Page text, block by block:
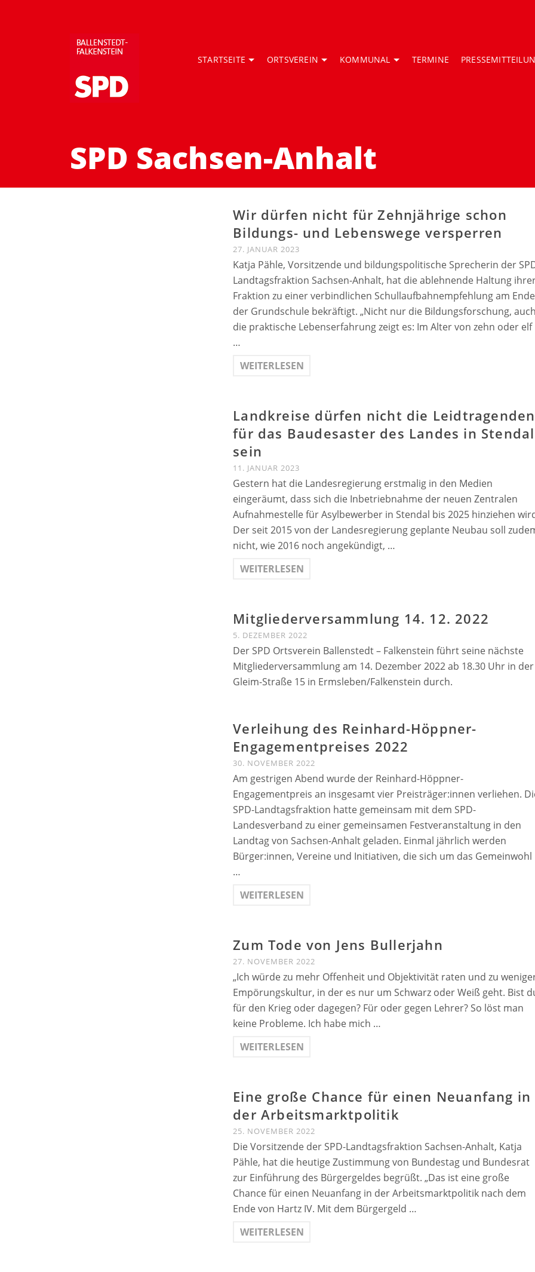
STARTSEITE ORTSVEREIN KOMMUNAL TERMINE
SPD Sachsen-Anhalt
Wir dürfen nicht für Zehnjährige schon
Bildungs- und Lebenswege versperren
27. JANUAR 2023
Katja Pähle, Vorsitzende und bildungspolitische Sprecherin der
Landtagsfraktion Sachsen-Anhalt, hat die ablehnende Haltung
Fraktion zu einer verbindlichen Schullaufbahnempfehlung am Ende
der Grundschule bekräftigt. „Nicht nur die Bildungsforschung,
die praktische Lebenserfahrung zeigt es: Im Alter von zehn oder elf
…
WEITERLESEN
Landkreise dürfen nicht die Leidtragenden
für das Baudesaster des Landes in Stendal
sein
11. JANUAR 2023
Gestern hat die Landesregierung erstmalig in den Medien
eingeräumt, dass sich die Inbetriebnahme der neuen Zentralen
Aufnahmestelle für Asylbewerber in Stendal bis 2025 hinziehen
Der seit 2015 von der Landesregierung geplante Neubau soll
nicht, wie 2016 noch angekündigt, …
WEITERLESEN
Mitgliederversammlung 14. 12. 2022
5. DEZEMBER 2022
Der SPD Ortsverein Ballenstedt – Falkenstein führt seine nächste
Mitgliederversammlung am 14. Dezember 2022 ab 18.30 Uhr in der
Gleim-Straße 15 in Ermsleben/Falkenstein durch.
Verleihung des Reinhard-Höppner-
Engagementpreises 2022
30. NOVEMBER 2022
Am gestrigen Abend wurde der Reinhard-Höppner-
Engagementpreis an insgesamt vier Preisträger:innen verliehen.
SPD-Landtagsfraktion hatte gemeinsam mit dem SPD-
Landesverband zu einer gemeinsamen Festveranstaltung in den
Landtag von Sachsen-Anhalt geladen. Einmal jährlich werden
Bürger:innen, Vereine und Initiativen, die sich um das Gemeinwohl
…
WEITERLESEN
Zum Tode von Jens Bullerjahn
27. NOVEMBER 2022
„Ich würde zu mehr Offenheit und Objektivität raten und zu
Empörungskultur, in der es nur um Schwarz oder Weiß geht. Bist
für den Krieg oder dagegen? Für oder gegen Lehrer? So löst man
keine Probleme. Ich habe mich …
WEITERLESEN
Eine große Chance für einen Neuanfang in
der Arbeitsmarktpolitik
25. NOVEMBER 2022
Die Vorsitzende der SPD-Landtagsfraktion Sachsen-Anhalt, Katja
Pähle, hat die heutige Zustimmung von Bundestag und Bundesrat
zur Einführung des Bürgergeldes begrüßt. „Das ist eine große
Chance für einen Neuanfang in der Arbeitsmarktpolitik nach dem
Ende von Hartz IV. Mit dem Bürgergeld …
WEITERLESEN